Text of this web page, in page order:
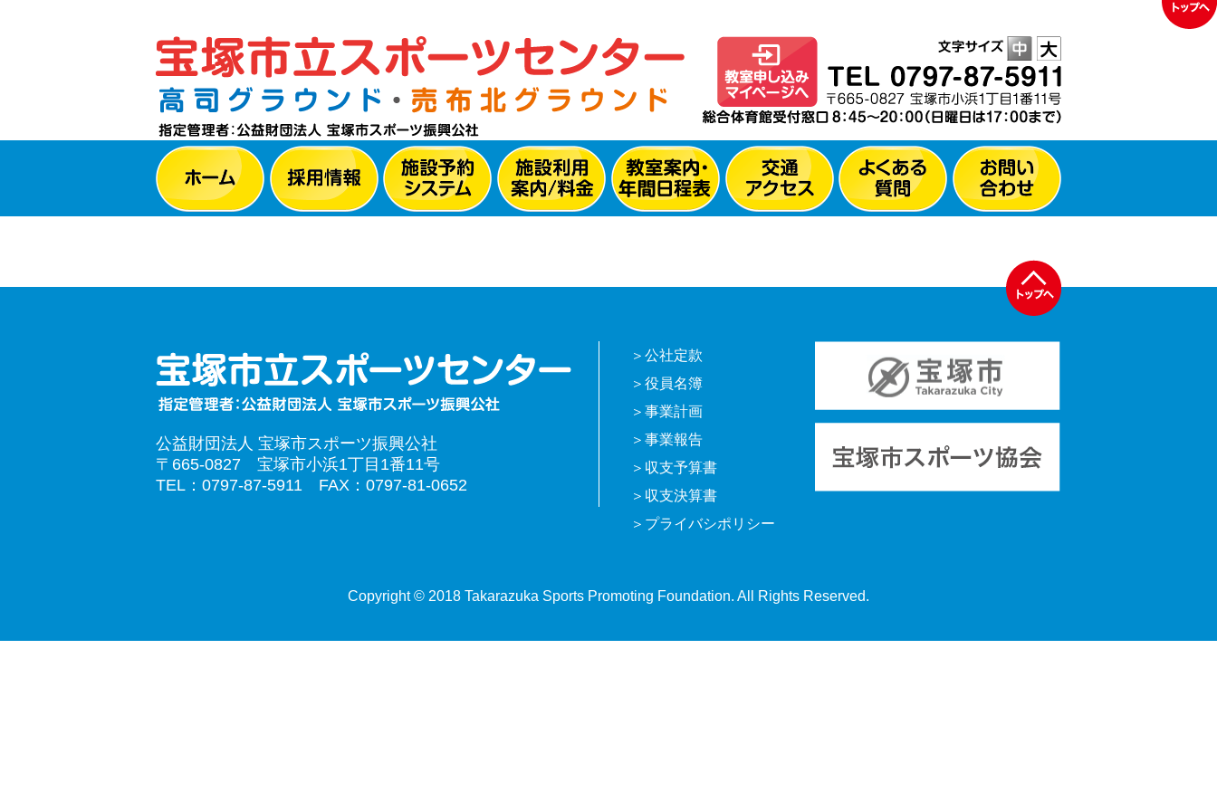
公益財団法人 宝塚市スポーツ振興公社
〒665-0827 宝塚市小浜1丁目1番11号
TEL：0797-87-5911 FAX：0797-81-0652
公社定款
役員名簿
事業計画
事業報告
収支予算書
収支決算書
プライバシポリシー
Copyright © 2018 Takarazuka Sports Promoting Foundation. All Rights Reserved.